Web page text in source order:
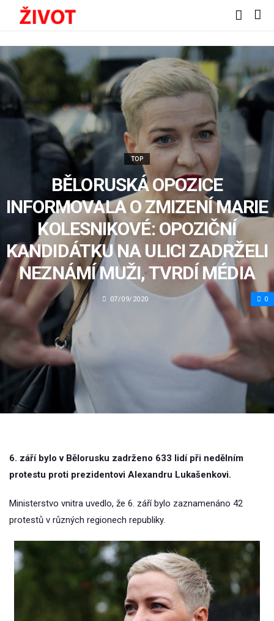
TOP
BĚLORUSKÁ OPOZICE
INFORMOVALA O ZMIZENÍ MARIE
KOLESNIKOVÉ: OPOZIČNÍ
KANDIDÁTKU NA ULICI ZADRŽELI
NEZNÁMÍ MUŽI, TVRDÍ MÉDIA
07/09/2020 0
6. září bylo v Bělorusku zadrženo 633 lidí při nedělním
protestu proti prezidentovi Alexandru Lukašenkovi.
Ministerstvo vnitra uvedlo, že 6. září bylo zaznamenáno 42
protestů v různých regionech republiky.